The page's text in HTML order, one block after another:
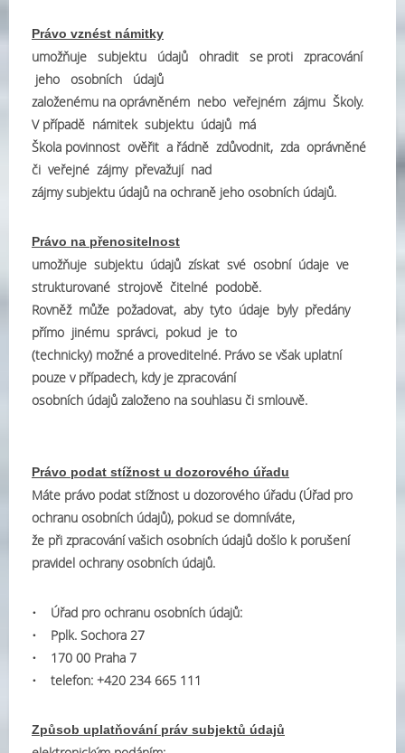
Právo vznést námitky
umožňuje subjektu údajů ohradit se proti zpracování
jeho osobních údajů
založenému na oprávněném nebo veřejném zájmu Školy.
V případě námitek subjektu údajů má
Škola povinnost ověřit a řádně zdůvodnit, zda oprávněné
či veřejné zájmy převažují nad
zájmy subjektu údajů na ochraně jeho osobních údajů.
Právo na přenositelnost
umožňuje subjektu údajů získat své osobní údaje ve
strukturované strojově čitelné podobě.
Rovněž může požadovat, aby tyto údaje byly předány
přímo jinému správci, pokud je to
(technicky) možné a proveditelné. Právo se však uplatní
pouze v případech, kdy je zpracování
osobních údajů založeno na souhlasu či smlouvě.
Právo podat stížnost u dozorového úřadu
Máte právo podat stížnost u dozorového úřadu (Úřad pro
ochranu osobních údajů), pokud se domníváte,
že při zpracování vašich osobních údajů došlo k porušení
pravidel ochrany osobních údajů.
• Úřad pro ochranu osobních údajů:
• Pplk. Sochora 27
• 170 00 Praha 7
• telefon: +420 234 665 111
Způsob uplatňování práv subjektů údajů